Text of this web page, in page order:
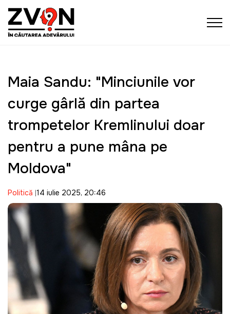
Maia Sandu: "Minciunile vor
curge gârlă din partea
trompetelor Kremlinului doar
pentru a pune mâna pe
Moldova"
Politică 14 iulie 2025, 20:46